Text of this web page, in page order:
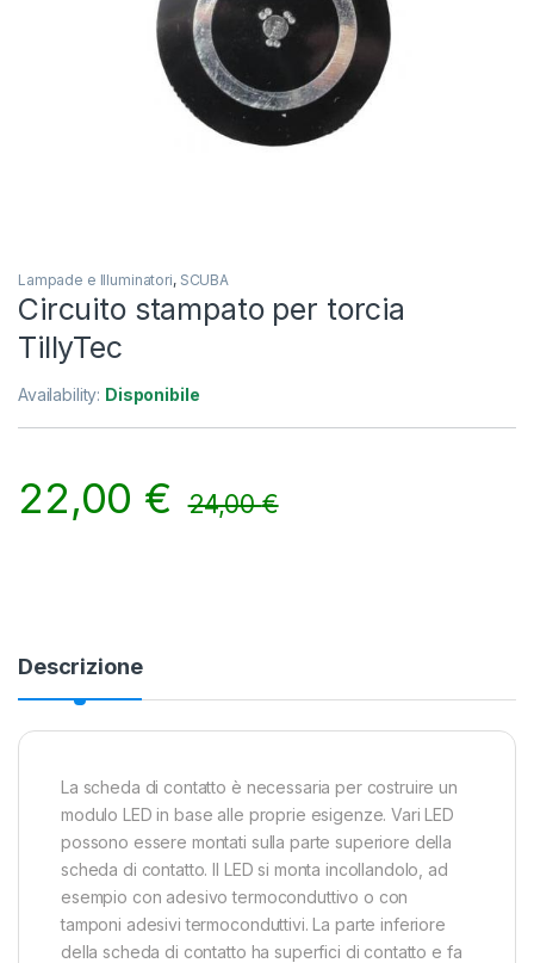
Lampade e Illuminatori, SCUBA
Circuito stampato per torcia
TillyTec
Availability: Disponibile
22,00 € 24,00€
Descrizione
La scheda di contatto è necessaria per costruire un
modulo LED in base alle proprie esigenze. Vari LED
possono essere montati sulla parte superiore della
scheda di contatto. Il LED si monta incollandolo, ad
esempio con adesivo termoconduttivo o con
tamponi adesivi termoconduttivi. La parte inferiore
della scheda di contatto ha superfici di contatto e fa